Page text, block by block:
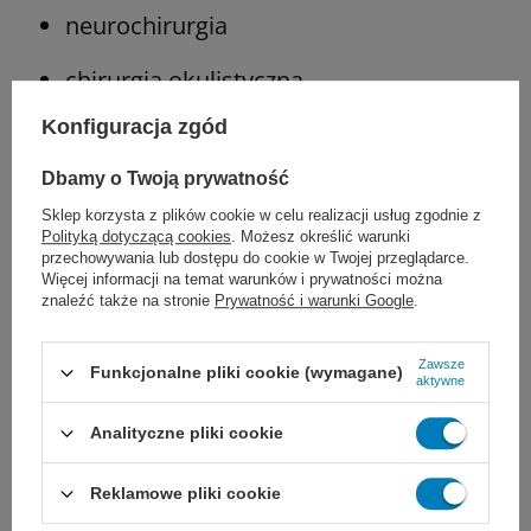
neurochirurgia
chirurgia okulistyczna
Uwaga:Nici JOST Silk nie wchłaniają się, ale
włókna białkowe ulegają stopniowej
degradacji wraz z postępującą utratą
wytrzymałości na rozciąganie. Z tego względu
nie powinny być stosowane tam, gdzie
potrzebne jest trwałe zbliżenie tkanki. Nie
należy stosować również u pacjentów
uczulonych na niektóre składniki szwu.
Konfiguracja zgód
Dbamy o Twoją prywatność
Sklep korzysta z plików cookie w celu realizacji usług zgodnie z
Polityką dotyczącą cookies. Możesz określić warunki
przechowywania lub dostępu do cookie w Twojej przeglądarce.
Więcej informacji na temat warunków i prywatności można
znaleźć także na stronie Prywatność i warunki Google.
Funkcjonalne pliki cookie (wymagane)
Zawsze
aktywne
Analityczne pliki cookie
Reklamowe pliki cookie